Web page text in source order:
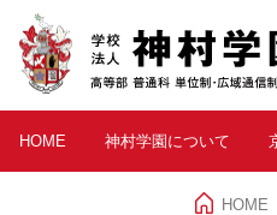
HOME 神村学園について
HOME